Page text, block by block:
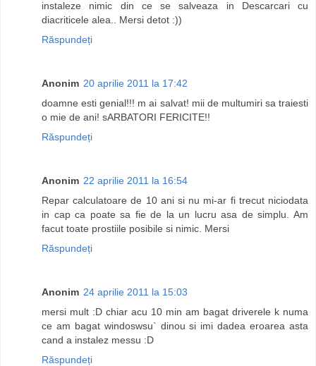
instaleze nimic din ce se salveaza in Descarcari cu
diacriticele alea.. Mersi detot :))
Răspundeți
Anonim 20 aprilie 2011 la 17:42
doamne esti genial!!! m ai salvat! mii de multumiri sa traiesti
o mie de ani! sARBATORI FERICITE!!
Răspundeți
Anonim 22 aprilie 2011 la 16:54
Repar calculatoare de 10 ani si nu mi-ar fi trecut niciodata
in cap ca poate sa fie de la un lucru asa de simplu. Am
facut toate prostiile posibile si nimic. Mersi
Răspundeți
Anonim 24 aprilie 2011 la 15:03
mersi mult :D chiar acu 10 min am bagat driverele k numa
ce am bagat windoswsu` dinou si imi dadea eroarea asta
cand a instalez messu :D
Răspundeți